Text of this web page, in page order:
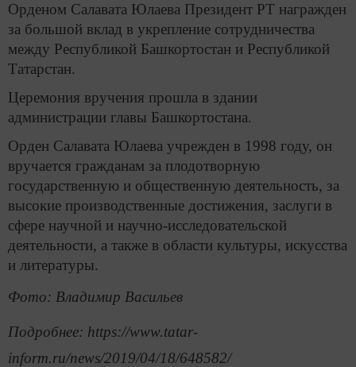
Орденом Салавата Юлаева Президент РТ награжден
за большой вклад в укрепление сотрудничества
между Республикой Башкортостан и Республикой
Татарстан.
Церемония вручения прошла в здании
администрации главы Башкортостана.
Орден Салавата Юлаева учрежден в 1998 году, он
вручается гражданам за плодотворную
государственную и общественную деятельность, за
высокие производственные достижения, заслуги в
сфере научной и научно-исследовательской
деятельности, а также в области культуры, искусства
и литературы.
Фото: Владимир Васильев
Подробнее: https://www.tatar-
inform.ru/news/2019/04/18/648582/